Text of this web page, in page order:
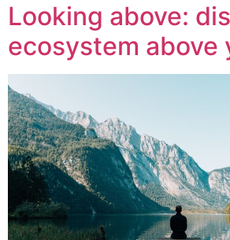
Looking above:
ecosystem above